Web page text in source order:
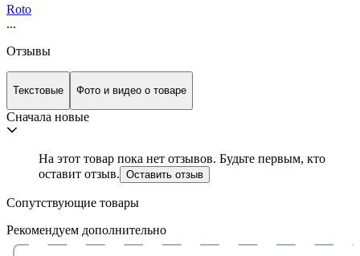
Roto
...
Отзывы
Текстовые Фото и видео о товаре
Сначала новые
На этот товар пока нет отзывов. Будьте первым, кто
оставит отзыв. Оставить отзыв
Сопутствующие товары
Рекомендуем дополнительно